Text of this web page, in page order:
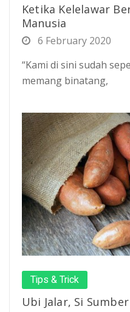
Ketika Kelelawar
Manusia
6 February 2020
“Kami di sini sudah
memang binatang,
Tips & Trick
Ubi Jalar, Si